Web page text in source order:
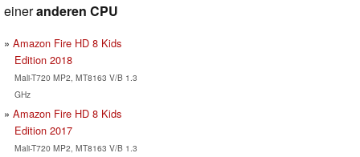
eineranderen CPU
Amazon Fire HD 8 Kids
Edition 2018
Mali-T720 MP2, MT8163 V/B 1.3
GHz
Amazon Fire HD 8 Kids
Edition 2017
Mali-T720 MP2, MT8163 V/B 1.3